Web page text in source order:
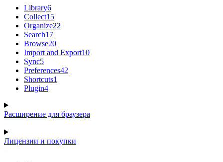
Library6
Collect15
Organize22
Search17
Browse20
Import and Export10
Sync5
Preferences42
Shortcuts1
Plugin4
Расширение для браузера
Лицензии и покупки